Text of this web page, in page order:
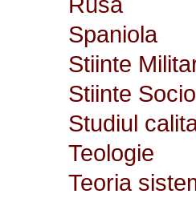
Spaniola
Stiinte
Stiinte
Studiul
Teologie
Teoria